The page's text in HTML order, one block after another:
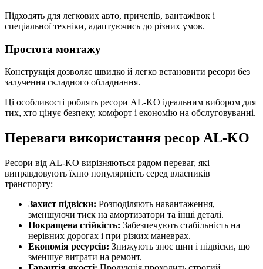
Підходять для легкових авто, причепів, вантажівок і
спеціальної техніки, адаптуючись до різних умов.
Простота монтажу
Конструкція дозволяє швидко й легко встановити ресори без
залучення складного обладнання.
Ці особливості роблять ресори AL-KO ідеальним вибором для
тих, хто цінує безпеку, комфорт і економію на обслуговуванні.
Переваги використання ресор AL-KO
Ресори від AL-KO вирізняються рядом переваг, які
виправдовують їхню популярність серед власників
транспорту:
Захист підвіски: Розподіляють навантаження,
зменшуючи тиск на амортизатори та інші деталі.
Покращена стійкість: Забезпечують стабільність на
нерівних дорогах і при різких маневрах.
Економія ресурсів: Знижують знос шин і підвіски, що
зменшує витрати на ремонт.